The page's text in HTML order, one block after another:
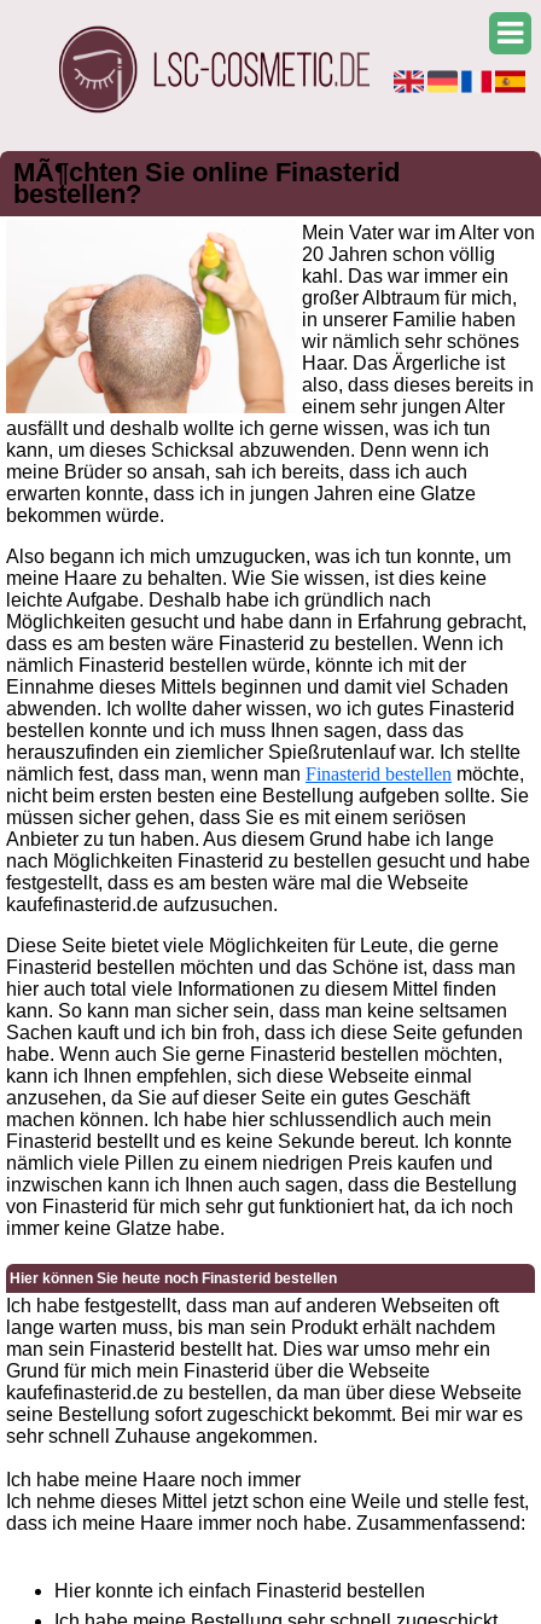
MÃ¶chten Sie online Finasterid
bestellen?
Mein Vater war im Alter von
20 Jahren schon völlig
kahl. Das war immer ein
großer Albtraum für mich,
in unserer Familie haben
wir nämlich sehr schönes
Haar. Das Ärgerliche ist
also, dass dieses bereits in
einem sehr jungen Alter
ausfällt und deshalb wollte ich gerne wissen, was ich tun
kann, um dieses Schicksal abzuwenden. Denn wenn ich
meine Brüder so ansah, sah ich bereits, dass ich auch
erwarten konnte, dass ich in jungen Jahren eine Glatze
bekommen würde.
Also begann ich mich umzugucken, was ich tun konnte, um
meine Haare zu behalten. Wie Sie wissen, ist dies keine
leichte Aufgabe. Deshalb habe ich gründlich nach
Möglichkeiten gesucht und habe dann in Erfahrung gebracht,
dass es am besten wäre Finasterid zu bestellen. Wenn ich
nämlich Finasterid bestellen würde, könnte ich mit der
Einnahme dieses Mittels beginnen und damit viel Schaden
abwenden. Ich wollte daher wissen, wo ich gutes Finasterid
bestellen konnte und ich muss Ihnen sagen, dass das
herauszufinden ein ziemlicher Spießrutenlauf war. Ich stellte
nämlich fest, dass man, wenn man Finasterid bestellen möchte,
nicht beim ersten besten eine Bestellung aufgeben sollte. Sie
müssen sicher gehen, dass Sie es mit einem seriösen
Anbieter zu tun haben. Aus diesem Grund habe ich lange
nach Möglichkeiten Finasterid zu bestellen gesucht und habe
festgestellt, dass es am besten wäre mal die Webseite
kaufefinasterid.de aufzusuchen.
Diese Seite bietet viele Möglichkeiten für Leute, die gerne
Finasterid bestellen möchten und das Schöne ist, dass man
hier auch total viele Informationen zu diesem Mittel finden
kann. So kann man sicher sein, dass man keine seltsamen
Sachen kauft und ich bin froh, dass ich diese Seite gefunden
habe. Wenn auch Sie gerne Finasterid bestellen möchten,
kann ich Ihnen empfehlen, sich diese Webseite einmal
anzusehen, da Sie auf dieser Seite ein gutes Geschäft
machen können. Ich habe hier schlussendlich auch mein
Finasterid bestellt und es keine Sekunde bereut. Ich konnte
nämlich viele Pillen zu einem niedrigen Preis kaufen und
inzwischen kann ich Ihnen auch sagen, dass die Bestellung
von Finasterid für mich sehr gut funktioniert hat, da ich noch
immer keine Glatze habe.
Hier können Sie heute noch Finasterid bestellen
Ich habe festgestellt, dass man auf anderen Webseiten oft
lange warten muss, bis man sein Produkt erhält nachdem
man sein Finasterid bestellt hat. Dies war umso mehr ein
Grund für mich mein Finasterid über die Webseite
kaufefinasterid.de zu bestellen, da man über diese Webseite
seine Bestellung sofort zugeschickt bekommt. Bei mir war es
sehr schnell Zuhause angekommen.
Ich habe meine Haare noch immer
Ich nehme dieses Mittel jetzt schon eine Weile und stelle fest,
dass ich meine Haare immer noch habe. Zusammenfassend:
Hier konnte ich einfach Finasterid bestellen